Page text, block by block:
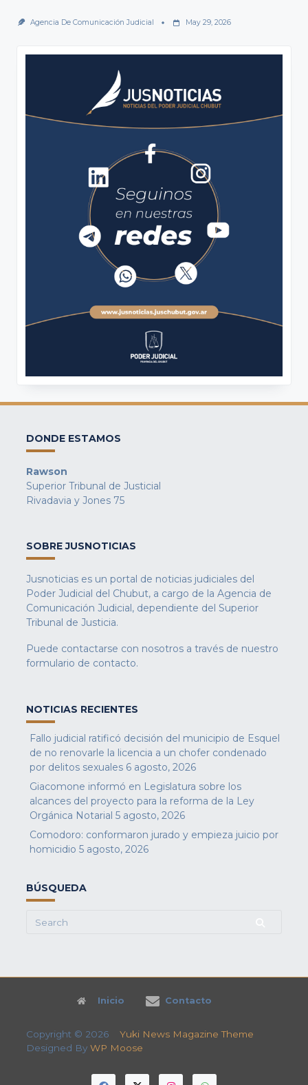
Agencia De Comunicación Judicial May 29, 2026
DONDE ESTAMOS
Rawson
Superior Tribunal de Justicial
Rivadavia y Jones 75
SOBRE JUSNOTICIAS
Jusnoticias es un portal de noticias judiciales del
Poder Judicial del Chubut, a cargo de la Agencia de
Comunicación Judicial, dependiente del Superior
Tribunal de Justicia.
Puede contactarse con nosotros a través de nuestro
formulario de contacto.
NOTICIAS RECIENTES
Fallo judicial ratificó decisión del municipio de Esquel
de no renovarle la licencia a un chofer condenado
por delitos sexuales 6 agosto, 2026
Giacomone informó en Legislatura sobre los
alcances del proyecto para la reforma de la Ley
Orgánica Notarial 5 agosto, 2026
Comodoro: conformaron jurado y empieza juicio por
homicidio 5 agosto, 2026
BÚSQUEDA
Search
Inicio Contacto
Copyright © 2026 Yuki News Magazine Theme
Designed By WP Moose